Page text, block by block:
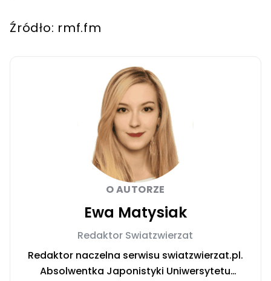
Źródło: rmf.fm
O AUTORZE
Ewa Matysiak
Redaktor Swiatzwierzat
Redaktor naczelna serwisu swiatzwierzat.pl.
Absolwentka Japonistyki Uniwersytetu